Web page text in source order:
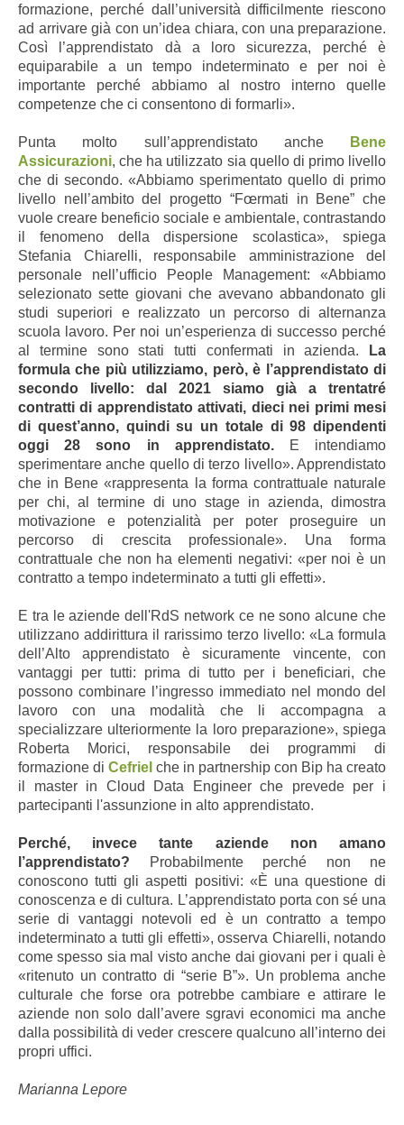
formazione, perché dall’università difficilmente riescono
ad arrivare già con un’idea chiara, con una preparazione.
Così l’apprendistato dà a loro sicurezza, perché è
equiparabile a un tempo indeterminato e per noi è
importante perché abbiamo al nostro interno quelle
competenze che ci consentono di formarli».
Punta molto sull’apprendistato anche
Bene
Assicurazioni, che ha utilizzato sia quello di primo livello
che di secondo. «Abbiamo sperimentato quello di primo
livello nell’ambito del progetto “Fœrmati in Bene” che
vuole creare beneficio sociale e ambientale, contrastando
il fenomeno della dispersione scolastica», spiega
Stefania Chiarelli, responsabile amministrazione del
personale nell’ufficio People Management: «Abbiamo
selezionato sette giovani che avevano abbandonato gli
studi superiori e realizzato un percorso di alternanza
scuola lavoro. Per noi un’esperienza di successo perché
al termine sono stati tutti confermati in azienda.
La
formula che più utilizziamo, però, è l’apprendistato di
secondo livello: dal 2021 siamo già a trentatré
contratti di apprendistato attivati, dieci nei primi mesi
di quest’anno, quindi su un totale di 98 dipendenti
oggi 28 sono in apprendistato.E intendiamo
sperimentare anche quello di terzo livello». Apprendistato
che in Bene «rappresenta la forma contrattuale naturale
per chi, al termine di uno stage in azienda, dimostra
motivazione e potenzialità per poter proseguire un
percorso di crescita professionale». Una forma
contrattuale che non ha elementi negativi: «per noi è un
contratto a tempo indeterminato a tutti gli effetti».
E tra le aziende dell'RdS network ce ne sono alcune che
utilizzano addirittura il rarissimo terzo livello: «La formula
dell’Alto apprendistato è sicuramente vincente, con
vantaggi per tutti: prima di tutto per i beneficiari, che
possono combinare l’ingresso immediato nel mondo del
lavoro con una modalità che li accompagna a
specializzare ulteriormente la loro preparazione», spiega
Roberta Morici, responsabile dei programmi di
formazione di Cefriel che in partnership con Bip ha creato
il master in Cloud Data Engineer che prevede per i
partecipanti l'assunzione in alto apprendistato.
Perché, invece tante aziende non amano
l’apprendistato? Probabilmente perché non ne
conoscono tutti gli aspetti positivi: «È una questione di
conoscenza e di cultura. L’apprendistato porta con sé una
serie di vantaggi notevoli ed è un contratto a tempo
indeterminato a tutti gli effetti», osserva Chiarelli, notando
come spesso sia mal visto anche dai giovani per i quali è
«ritenuto un contratto di “serie B”». Un problema anche
culturale che forse ora potrebbe cambiare e attirare le
aziende non solo dall’avere sgravi economici ma anche
dalla possibilità di veder crescere qualcuno all’interno dei
propri uffici.
Marianna Lepore